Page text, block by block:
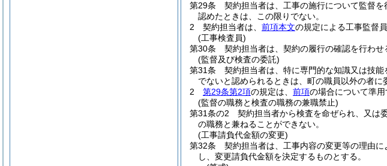
第29条
契約担当者は、工事の施行について監督
認めたときは、この限りでない。
2
契約担当者は、 前項本文の規定による工事監督
(工事検査員)
第30条
契約担当者は、契約の履行の確認を行わ
(監督及び検査の委託)
第31条
契約担当者は、特に専門的な知識又は技
でないと認められるときは、町の職員以外の者に
2
第29条第2項の規定は、 前項の場合について準用
(監督の職務と検査の職務の兼職禁止)
第31条の2
契約担当者から検査を命ぜられ、又は
の職務と兼ねることができない。
(工事請負代金額の変更)
第32条
契約担当者は、工事内容の変更等の理由
し、変更請負代金額を決定するものとする。